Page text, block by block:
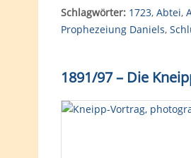
Schlagwörter: 1723, Abtei,
Prophezeiung Daniels,
1891/97–Die